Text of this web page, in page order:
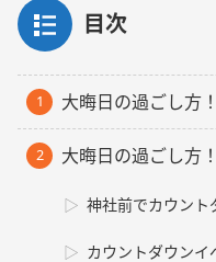
目次
大晦日の過ごし方
大晦日の過ごし方
神社前でカウント
カウントダウンイ